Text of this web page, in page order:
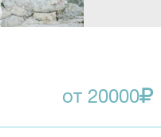
от 20000